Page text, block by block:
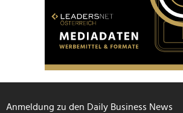
Anmeldung zu den Daily Business News